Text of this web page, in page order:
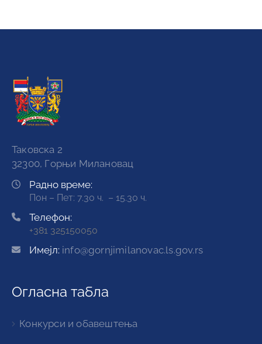
Таковска 2
32300, Горњи Милановац
Радно време:
Пон – Пет: 7.30 ч. – 15.30 ч.
Телефон:
+381 325150050
Имејл: info@gornjimilanovac.ls.gov.rs
Огласна табла
Конкурси и обавештења